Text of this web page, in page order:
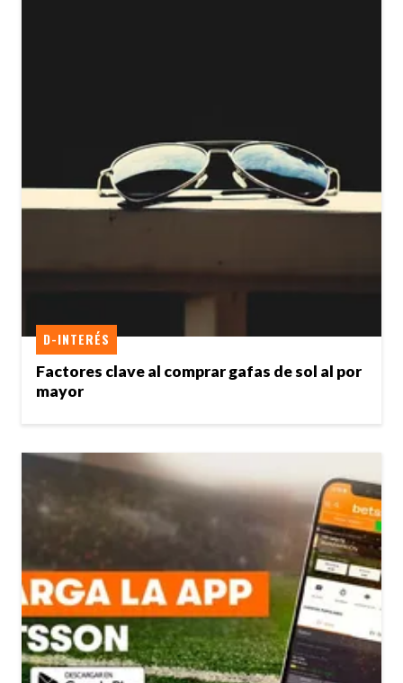
Factores clave al comprar gafas de sol al por
mayor
D-INTERÉS